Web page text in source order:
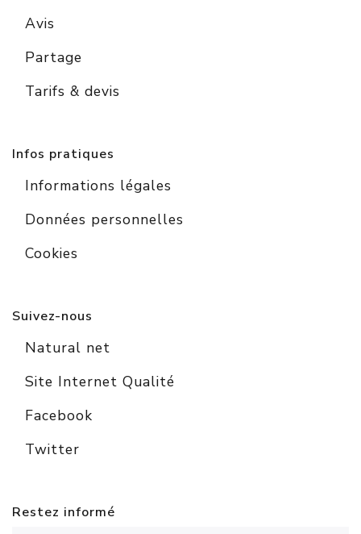
Avis
Partage
Tarifs & devis
Infos pratiques
Informations légales
Données personnelles
Cookies
Suivez-nous
Natural net
Site Internet Qualité
Facebook
Twitter
Restez informé